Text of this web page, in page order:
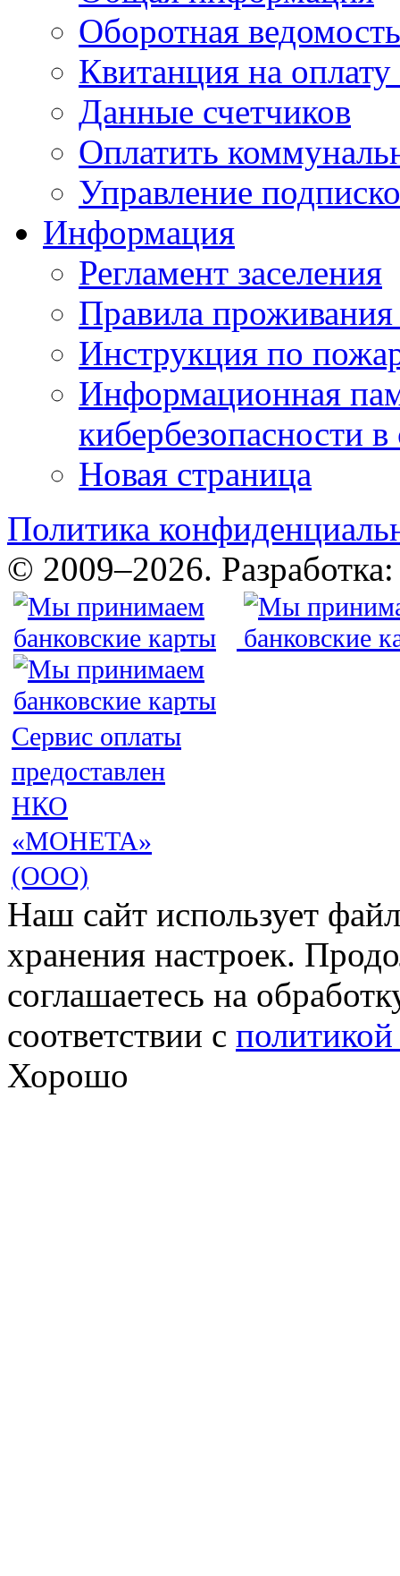
Оборотная ведомость
Квитанция на
Данные счетчиков
Оплатить
Управление
Информация
Регламент заселения
Правила
Инструкция по
Информационная
кибербезопасности
Новая страница
Политика
© 2009–2026.
Сервис оплаты
предоставлен
НКО
«МОНЕТА»
(ООО)
Наш сайт использует
хранения настроек.
соглашаетесь на
соответствии с
Хорошо